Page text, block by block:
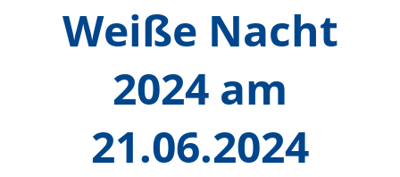
Weiße Nacht
2024 am
21.06.2024